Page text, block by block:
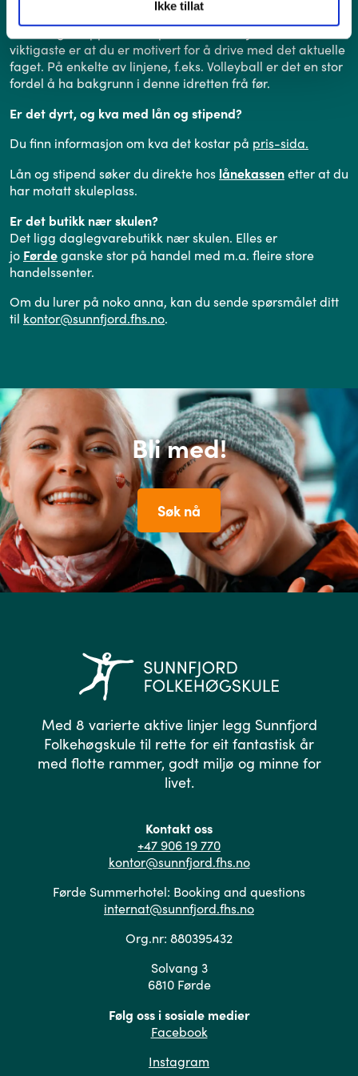
Ikke tillat
Kor ”flink” må eg være for å gå f.eks. på volleyballinja?
viktigaste er at du er motivert for å drive med det aktuelle
faget. På enkelte av linjene, f.eks. Volleyball er det en stor
fordel å ha bakgrunn i denne idretten frå før.
Er det dyrt, og kva med lån og stipend?
Du finn informasjon om kva det kostar på pris-sida.
Lån og stipend søker du direkte hos lånekassenetter at du
har motatt skuleplass.
Er det butikk nær skulen?
Det ligg daglegvarebutikk nær skulen. Elles er
jo Førdeganske stor på handel med m.a. fleire store
handelssenter.
Om du lurer på noko anna, kan du sende spørsmålet ditt
til kontor@sunnfjord.fhs.no.
Bli med!
Søk nå
Med 8 varierte aktive linjer legg Sunnfjord
Folkehøgskule til rette for eit fantastisk år
med flotte rammer, godt miljø og minne for
livet.
Kontakt oss
+47 906 19 770
kontor@sunnfjord.fhs.no
Førde Summerhotel: Booking and questions
internat@sunnfjord.fhs.no
Org.nr: 880395432
Solvang 3
6810 Førde
Følg oss i sosiale medier
Facebook
Instagram